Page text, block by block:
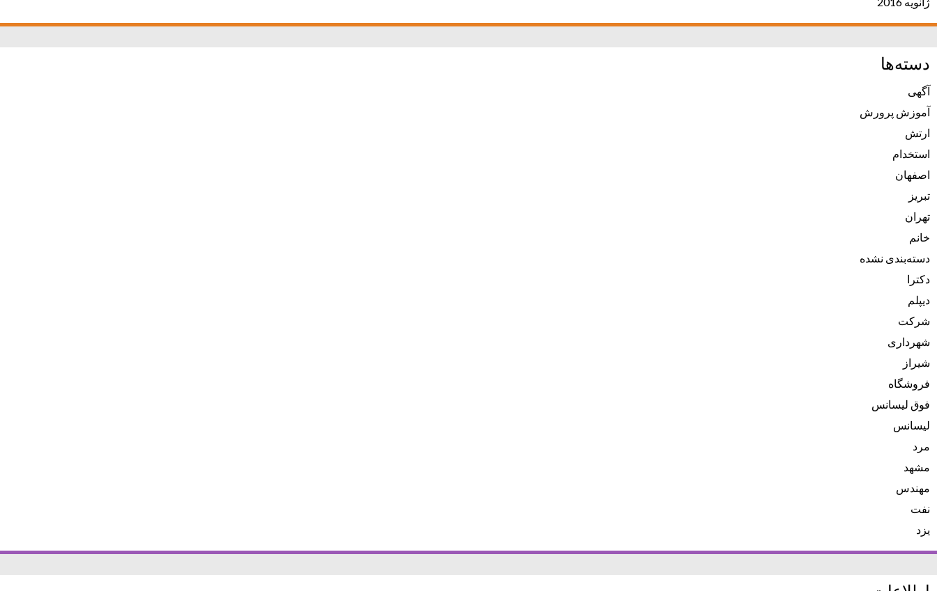
دسته‌ها
آگهی
آموزش پرورش
ارتش
استخدام
اصفهان
تبریز
تهران
خانم
دسته‌بندی نشده
دکترا
دیپلم
شرکت
شهرداری
شیراز
فروشگاه
فوق لیسانس
لیسانس
مرد
مشهد
مهندس
نفت
یزد